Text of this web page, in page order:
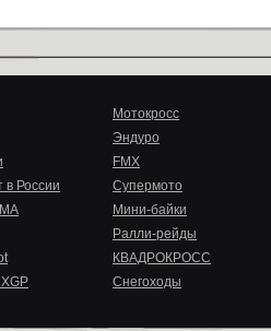
в России
Мотокросс
Эндуро
FMX
Супермото
Мини-байки
Ралли-рейды
КВАДРОКРОСС
Снегоходы